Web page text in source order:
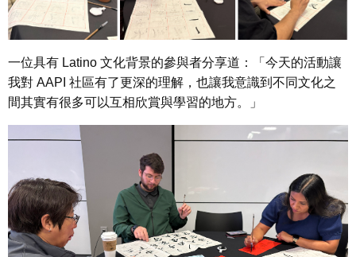
一位具有 Latino 文化背景的參與者分享道：
「今天的活動讓
我對 AAPI 社區有了更深的理解，也讓我意識到不同文化之
間其實有很多可以互相欣賞與學習的地方。」